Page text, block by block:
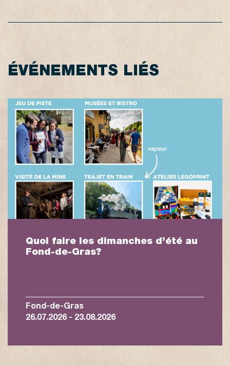
ÉVÉNEMENTS LIÉS
Quoi faire les dimanches d’été au
Fond-de-Gras?
Fond-de-Gras
26.07.2026 - 23.08.2026